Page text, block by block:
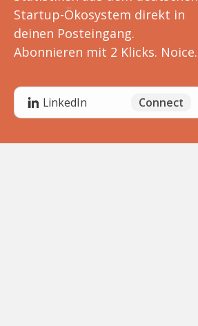
Startup-Ökosystem direkt in
deinen Posteingang.
Abonnieren mit 2 Klicks. Noice.
LinkedIn Connect